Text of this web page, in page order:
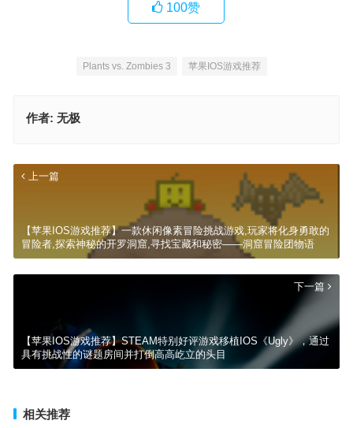
100赞
Plants vs. Zombies 3 苹果IOS游戏推荐
作者: 无极
上一篇
【苹果IOS游戏推荐】一款休闲像素冒险挑战游戏,玩家将化身勇敢的
冒险者,探索神秘的开罗洞窟,寻找宝藏和秘密——洞窟冒险团物语
下一篇
【苹果IOS游戏推荐】STEAM特别好评游戏移植IOS《Ugly》，通过
具有挑战性的谜题房间并打倒高高屹立的头目
相关推荐